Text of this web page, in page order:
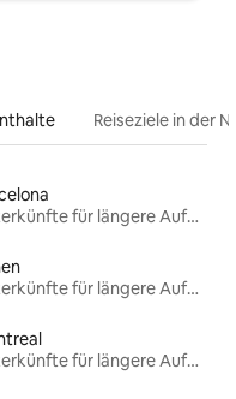
Reiseziele in der
Unterkünfte für längere Aufenthalte
Unterkünfte für längere Aufenthalte
Unterkünfte für längere Aufenthalte